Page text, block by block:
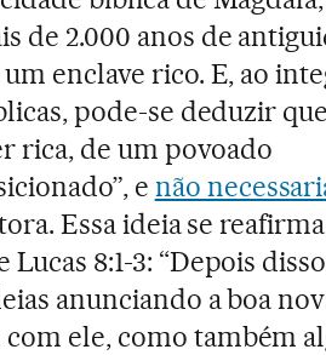
de 2.000 anos de
enclave rico. E, ao
pode-se deduzir
rica, de um povoado
e não
Essa ideia se
8:1-3: “Depois
anunciando a boa
com ele, como também